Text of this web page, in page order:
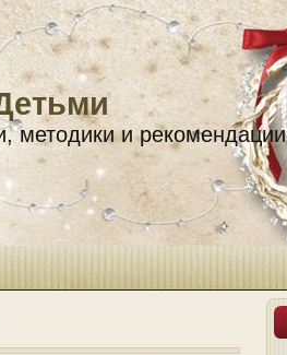
методики и рекомендации